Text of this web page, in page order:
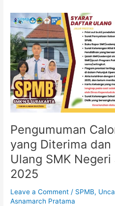
Pengumuman
yang Diterima
Ulang SMK
2025
Leave a Comment / SPMB,
Asnamarch Pratama
Pengumuman
Calon
Murid
Baru
yang
Diterima
dan
Syarat
Daftar
SMK
Negeri
Jawa
Tengah
2025